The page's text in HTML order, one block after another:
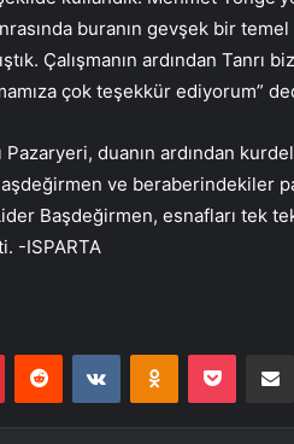
buranın gevşek bir
Çalışmanın ardından Tanrı
çok teşekkür ediyorum”
duanın ardından
ve beraberindekiler
Başdeğirmen, esnafları tek
-ISPARTA
PinterestReddit VKontakteOdnoklassniki
Pocket